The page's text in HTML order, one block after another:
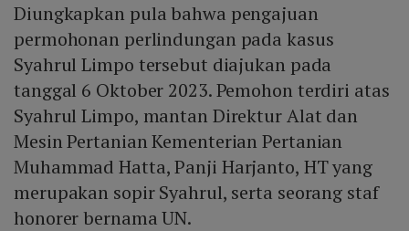
Diungkapkan pula bahwa pengajuan
permohonan perlindungan pada kasus
Syahrul Limpo tersebut diajukan pada
tanggal 6 Oktober 2023. Pemohon terdiri atas
Syahrul Limpo, mantan Direktur Alat dan
Mesin Pertanian Kementerian Pertanian
Muhammad Hatta, Panji Harjanto, HT yang
merupakan sopir Syahrul, serta seorang staf
honorer bernama UN.